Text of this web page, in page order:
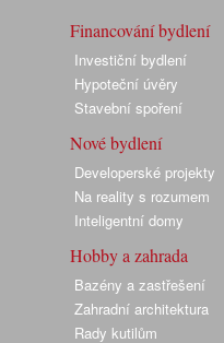
Financování bydlení
Investiční bydlení
Hypoteční úvěry
Stavební spoření
Nové bydlení
Developerské projekty
Na reality s rozumem
Inteligentní domy
Hobby a zahrada
Bazény a zastřešení
Zahradní architektura
Rady kutilům